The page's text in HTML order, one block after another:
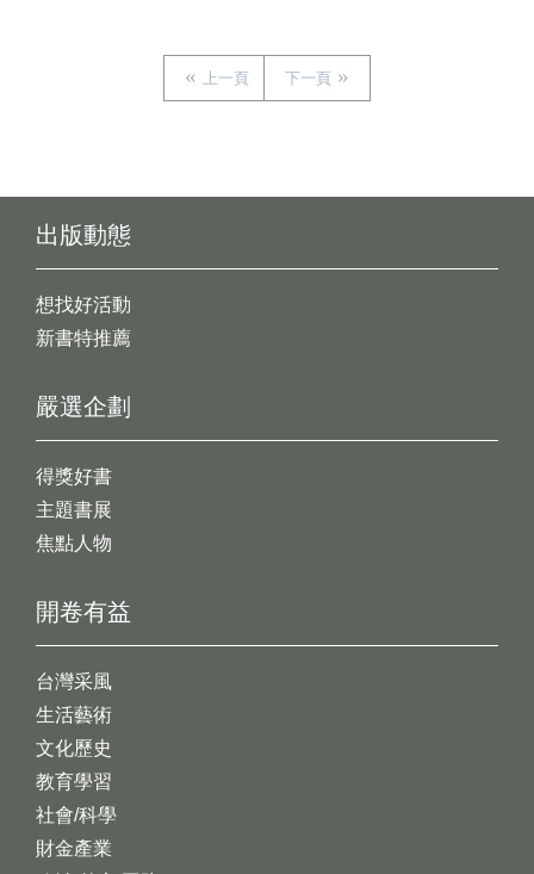
上一頁 下一頁
出版動態
想找好活動
新書特推薦
開卷有益
台灣采風
生活藝術
文化歷史
教育學習
社會/科學
財金產業
嚴選企劃
得獎好書
主題書展
焦點人物